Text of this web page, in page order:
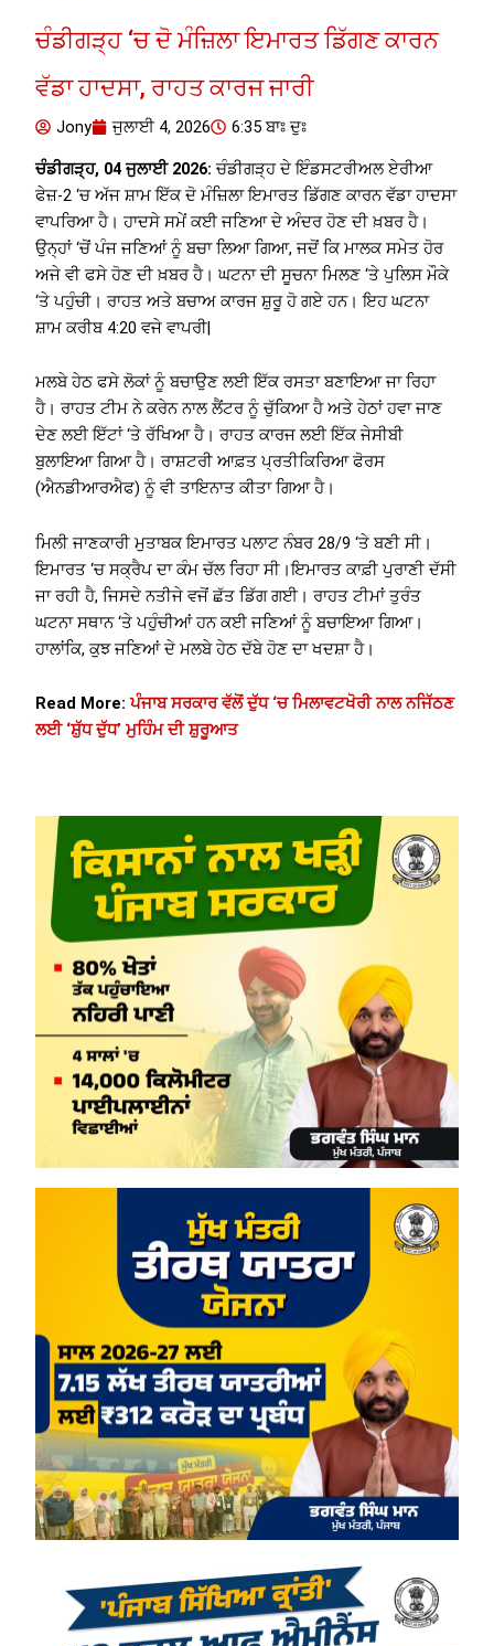
ਚੰਡੀਗੜ੍ਹ ‘ਚ ਦੋ ਮੰਜ਼ਿਲਾ ਇਮਾਰਤ ਡਿੱਗਣ ਕਾਰਨ
ਵੱਡਾ ਹਾਦਸਾ, ਰਾਹਤ ਕਾਰਜ ਜਾਰੀ
Jony ਜੁਲਾਈ 4, 2026 6:35 ਬਾਃ ਦੁਃ
ਚੰਡੀਗੜ੍ਹ, 04 ਜੁਲਾਈ 2026: ਚੰਡੀਗੜ੍ਹ ਦੇ ਇੰਡਸਟਰੀਅਲ ਏਰੀਆ
ਫੇਜ਼-2 ‘ਚ ਅੱਜ ਸ਼ਾਮ ਇੱਕ ਦੋ ਮੰਜ਼ਿਲਾ ਇਮਾਰਤ ਡਿੱਗਣ ਕਾਰਨ ਵੱਡਾ ਹਾਦਸਾ
ਵਾਪਰਿਆ ਹੈ। ਹਾਦਸੇ ਸਮੇਂ ਕਈ ਜਣਿਆ ਦੇ ਅੰਦਰ ਹੋਣ ਦੀ ਖ਼ਬਰ ਹੈ।
ਉਨ੍ਹਾਂ ‘ਚੋਂ ਪੰਜ ਜਣਿਆਂ ਨੂੰ ਬਚਾ ਲਿਆ ਗਿਆ, ਜਦੋਂ ਕਿ ਮਾਲਕ ਸਮੇਤ ਹੋਰ
ਅਜੇ ਵੀ ਫਸੇ ਹੋਣ ਦੀ ਖ਼ਬਰ ਹੈ। ਘਟਨਾ ਦੀ ਸੂਚਨਾ ਮਿਲਣ ‘ਤੇ ਪੁਲਿਸ ਮੌਕੇ
‘ਤੇ ਪਹੁੰਚੀ। ਰਾਹਤ ਅਤੇ ਬਚਾਅ ਕਾਰਜ ਸ਼ੁਰੂ ਹੋ ਗਏ ਹਨ। ਇਹ ਘਟਨਾ
ਸ਼ਾਮ ਕਰੀਬ 4:20 ਵਜੇ ਵਾਪਰੀ|
ਮਲਬੇ ਹੇਠ ਫਸੇ ਲੋਕਾਂ ਨੂੰ ਬਚਾਉਣ ਲਈ ਇੱਕ ਰਸਤਾ ਬਣਾਇਆ ਜਾ ਰਿਹਾ
ਹੈ। ਰਾਹਤ ਟੀਮ ਨੇ ਕਰੇਨ ਨਾਲ ਲੈਂਟਰ ਨੂੰ ਚੁੱਕਿਆ ਹੈ ਅਤੇ ਹੇਠਾਂ ਹਵਾ ਜਾਣ
ਦੇਣ ਲਈ ਇੱਟਾਂ ‘ਤੇ ਰੱਖਿਆ ਹੈ। ਰਾਹਤ ਕਾਰਜ ਲਈ ਇੱਕ ਜੇਸੀਬੀ
ਬੁਲਾਇਆ ਗਿਆ ਹੈ। ਰਾਸ਼ਟਰੀ ਆਫ਼ਤ ਪ੍ਰਤੀਕਿਰਿਆ ਫੋਰਸ
(ਐਨਡੀਆਰਐਫ) ਨੂੰ ਵੀ ਤਾਇਨਾਤ ਕੀਤਾ ਗਿਆ ਹੈ।
ਮਿਲੀ ਜਾਣਕਾਰੀ ਮੁਤਾਬਕ ਇਮਾਰਤ ਪਲਾਟ ਨੰਬਰ 28/9 ‘ਤੇ ਬਣੀ ਸੀ।
ਇਮਾਰਤ ‘ਚ ਸਕ੍ਰੈਪ ਦਾ ਕੰਮ ਚੱਲ ਰਿਹਾ ਸੀ।ਇਮਾਰਤ ਕਾਫ਼ੀ ਪੁਰਾਣੀ ਦੱਸੀ
ਜਾ ਰਹੀ ਹੈ, ਜਿਸਦੇ ਨਤੀਜੇ ਵਜੋਂ ਛੱਤ ਡਿੱਗ ਗਈ। ਰਾਹਤ ਟੀਮਾਂ ਤੁਰੰਤ
ਘਟਨਾ ਸਥਾਨ ‘ਤੇ ਪਹੁੰਚੀਆਂ ਹਨ ਕਈ ਜਣਿਆਂ ਨੂੰ ਬਚਾਇਆ ਗਿਆ।
ਹਾਲਾਂਕਿ, ਕੁਝ ਜਣਿਆਂ ਦੇ ਮਲਬੇ ਹੇਠ ਦੱਬੇ ਹੋਣ ਦਾ ਖਦਸ਼ਾ ਹੈ।
Read More:ਪੰਜਾਬ ਸਰਕਾਰ ਵੱਲੋਂ ਦੁੱਧ ‘ਚ ਮਿਲਾਵਟਖੋਰੀ ਨਾਲ ਨਜਿੱਠਣ
ਲਈ ‘ਸ਼ੁੱਧ ਦੁੱਧ’ ਮੁਹਿੰਮ ਦੀ ਸ਼ੁਰੂਆਤ